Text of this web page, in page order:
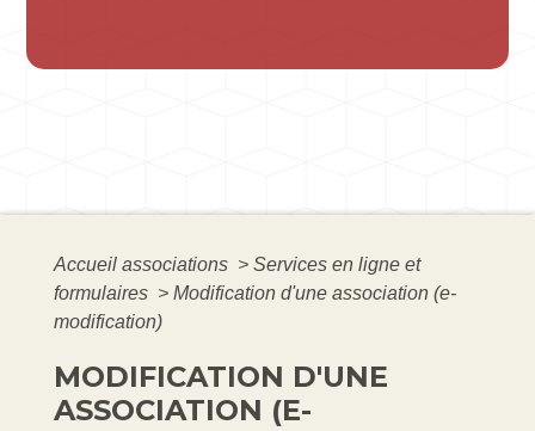
Accueil associations > Services en ligne et
formulaires > Modification d'une association (e-
modification)
MODIFICATION D'UNE
ASSOCIATION (E-